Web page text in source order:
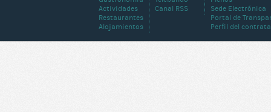
Sede Electrónica
Portal de
Perfil del
Canal RSS
Actividades
Restaurantes
Alojamientos